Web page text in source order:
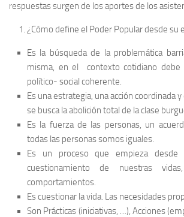
respuestas surgen de los aportes de los
¿Cómo define el Poder Popular desde su
Es la búsqueda de la problemática
misma, en el contexto cotidiano debe
político- social coherente.
Es una estrategia, una acción coordinada
se busca la abolición total de la clase
Es la fuerza de las personas, un
todas las personas somos iguales.
Es un proceso que empieza
cuestionamiento de nuestras
comportamientos.
Es cuestionar la vida. Las necesidades
Son Prácticas (iniciativas, …), Acciones